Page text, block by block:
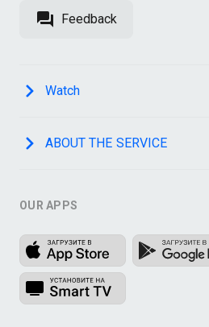
Feedback
Watch
ABOUT THE SERVICE
OUR APPS